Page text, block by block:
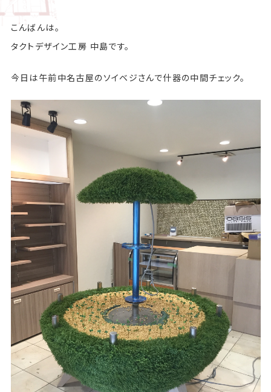
こんばんは。
タクトデザイン工房 中島です。
今日は午前中名古屋のソイベジさんで什器の中間チェック。